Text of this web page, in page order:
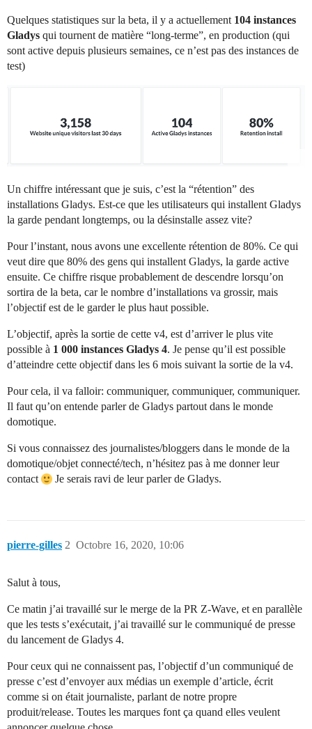
Quelques statistiques sur la beta, il y a actuellement 104 instances
Gladys qui tournent de matière “long-terme”, en production (qui
sont active depuis plusieurs semaines, ce n’est pas des instances de
test)
Un chiffre intéressant que je suis, c’est la “rétention” des
installations Gladys. Est-ce que les utilisateurs qui installent Gladys
la garde pendant longtemps, ou la désinstalle assez vite?
Pour l’instant, nous avons une excellente rétention de 80%. Ce qui
veut dire que 80% des gens qui installent Gladys, la garde active
ensuite. Ce chiffre risque probablement de descendre lorsqu’on
sortira de la beta, car le nombre d’installations va grossir, mais
l’objectif est de le garder le plus haut possible.
L’objectif, après la sortie de cette v4, est d’arriver le plus vite
possible à 1 000 instances Gladys 4. Je pense qu’il est possible
d’atteindre cette objectif dans les 6 mois suivant la sortie de la v4.
Pour cela, il va falloir: communiquer, communiquer, communiquer.
Il faut qu’on entende parler de Gladys partout dans le monde
domotique.
Si vous connaissez des journalistes/bloggers dans le monde de la
domotique/objet connecté/tech, n’hésitez pas à me donner leur
contact
Je serais ravi de leur parler de Gladys.
pierre-gilles Octobre 16, 2020, 10:06
2
Salut à tous,
Ce matin j’ai travaillé sur le merge de la PR Z-Wave, et en parallèle
que les tests s’exécutait, j’ai travaillé sur le communiqué de presse
du lancement de Gladys 4.
Pour ceux qui ne connaissent pas, l’objectif d’un communiqué de
presse c’est d’envoyer aux médias un exemple d’article, écrit
comme si on était journaliste, parlant de notre propre
produit/release. Toutes les marques font ça quand elles veulent